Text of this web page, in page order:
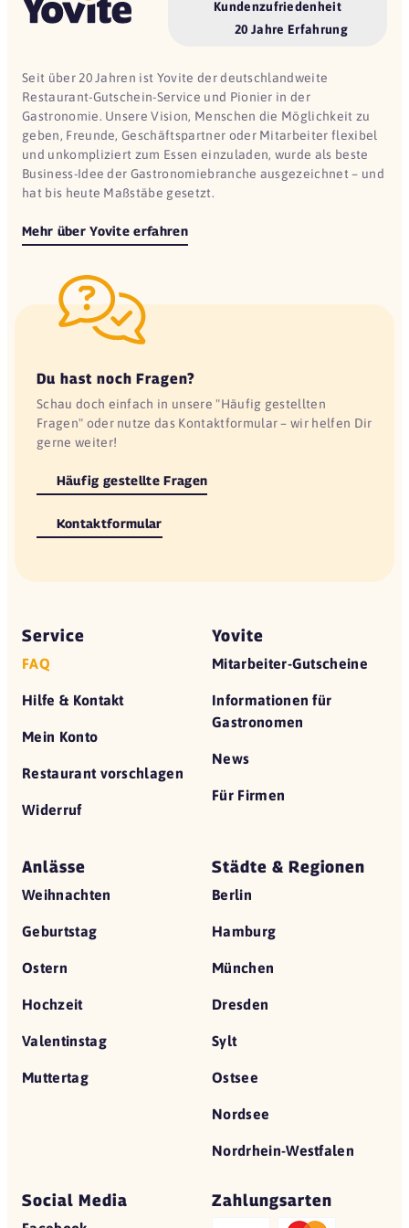
Kundenzufriedenheit
20 Jahre Erfahrung
Seit über 20 Jahren ist Yovite der deutschlandweite
Restaurant-Gutschein-Service und Pionier in der
Gastronomie. Unsere Vision, Menschen die Möglichkeit zu
geben, Freunde, Geschäftspartner oder Mitarbeiter flexibel
und unkompliziert zum Essen einzuladen, wurde als beste
Business-Idee der Gastronomiebranche ausgezeichnet – und
hat bis heute Maßstäbe gesetzt.
Mehr über Yovite erfahren
Du hast noch Fragen?
Schau doch einfach in unsere "Häufig gestellten
Fragen" oder nutze das Kontaktformular – wir helfen Dir
gerne weiter!
Häufig gestellte Fragen
Kontaktformular
Service
FAQ
Hilfe & Kontakt
Mein Konto
Restaurant vorschlagen
Widerruf
Yovite
Mitarbeiter-Gutscheine
Informationen für
Gastronomen
News
Für Firmen
Anlässe
Weihnachten
Geburtstag
Ostern
Hochzeit
Valentinstag
Muttertag
Städte & Regionen
Berlin
Hamburg
München
Dresden
Sylt
Ostsee
Nordsee
Nordrhein-Westfalen
Social Media Zahlungsarten